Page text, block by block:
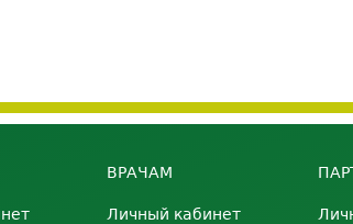
ВРАЧАМ
Личный кабинет